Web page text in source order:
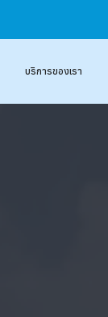
บริการของเรา